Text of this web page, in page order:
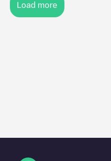
Load more